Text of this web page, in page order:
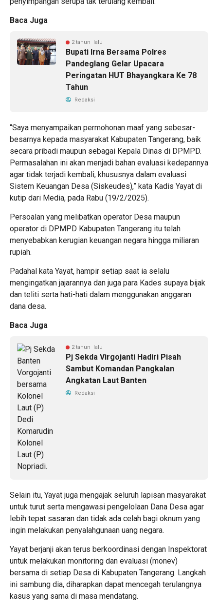
Baca Juga
2 tahun lalu
Bupati Irna Bersama Polres
Pandeglang Gelar Upacara
Peringatan HUT Bhayangkara Ke 78
Tahun
Redaksi
“Saya menyampaikan permohonan maaf yang sebesar-
besarnya kepada masyarakat Kabupaten Tangerang, baik
secara pribadi maupun sebagai Kepala Dinas di DPMPD.
Permasalahan ini akan menjadi bahan evaluasi kedepannya
agar tidak terjadi kembali, khususnya dalam evaluasi
Sistem Keuangan Desa (Siskeudes),” kata Kadis Yayat di
kutip dari Media, pada Rabu (19/2/2025).
Persoalan yang melibatkan operator Desa maupun
operator di DPMPD Kabupaten Tangerang itu telah
menyebabkan kerugian keuangan negara hingga miliaran
rupiah.
Padahal kata Yayat, hampir setiap saat ia selalu
mengingatkan jajarannya dan juga para Kades supaya bijak
dan teliti serta hati-hati dalam menggunakan anggaran
dana desa.
Baca Juga
2 tahun lalu
Pj Sekda Virgojanti Hadiri Pisah
Sambut Komandan Pangkalan
Angkatan Laut Banten
Redaksi
Selain itu, Yayat juga mengajak seluruh lapisan masyarakat
untuk turut serta mengawasi pengelolaan Dana Desa agar
lebih tepat sasaran dan tidak ada celah bagi oknum yang
ingin melakukan penyalahgunaan uang negara.
Yayat berjanji akan terus berkoordinasi dengan Inspektorat
untuk melakukan monitoring dan evaluasi (monev)
bersama di setiap Desa di Kabupaten Tangerang. Langkah
ini sambung dia, diharapkan dapat mencegah terulangnya
kasus yang sama di masa mendatang.